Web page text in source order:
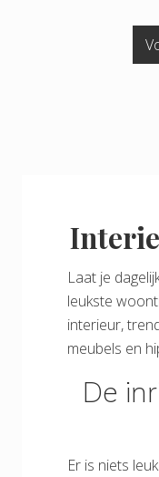
Laat je
leukste
interieur,
meubels en
De
Er is niets